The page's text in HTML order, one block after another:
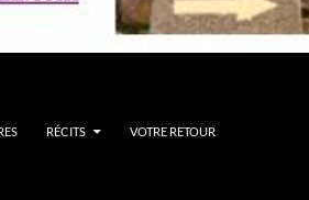
RÉCITS VOTRE RETOUR